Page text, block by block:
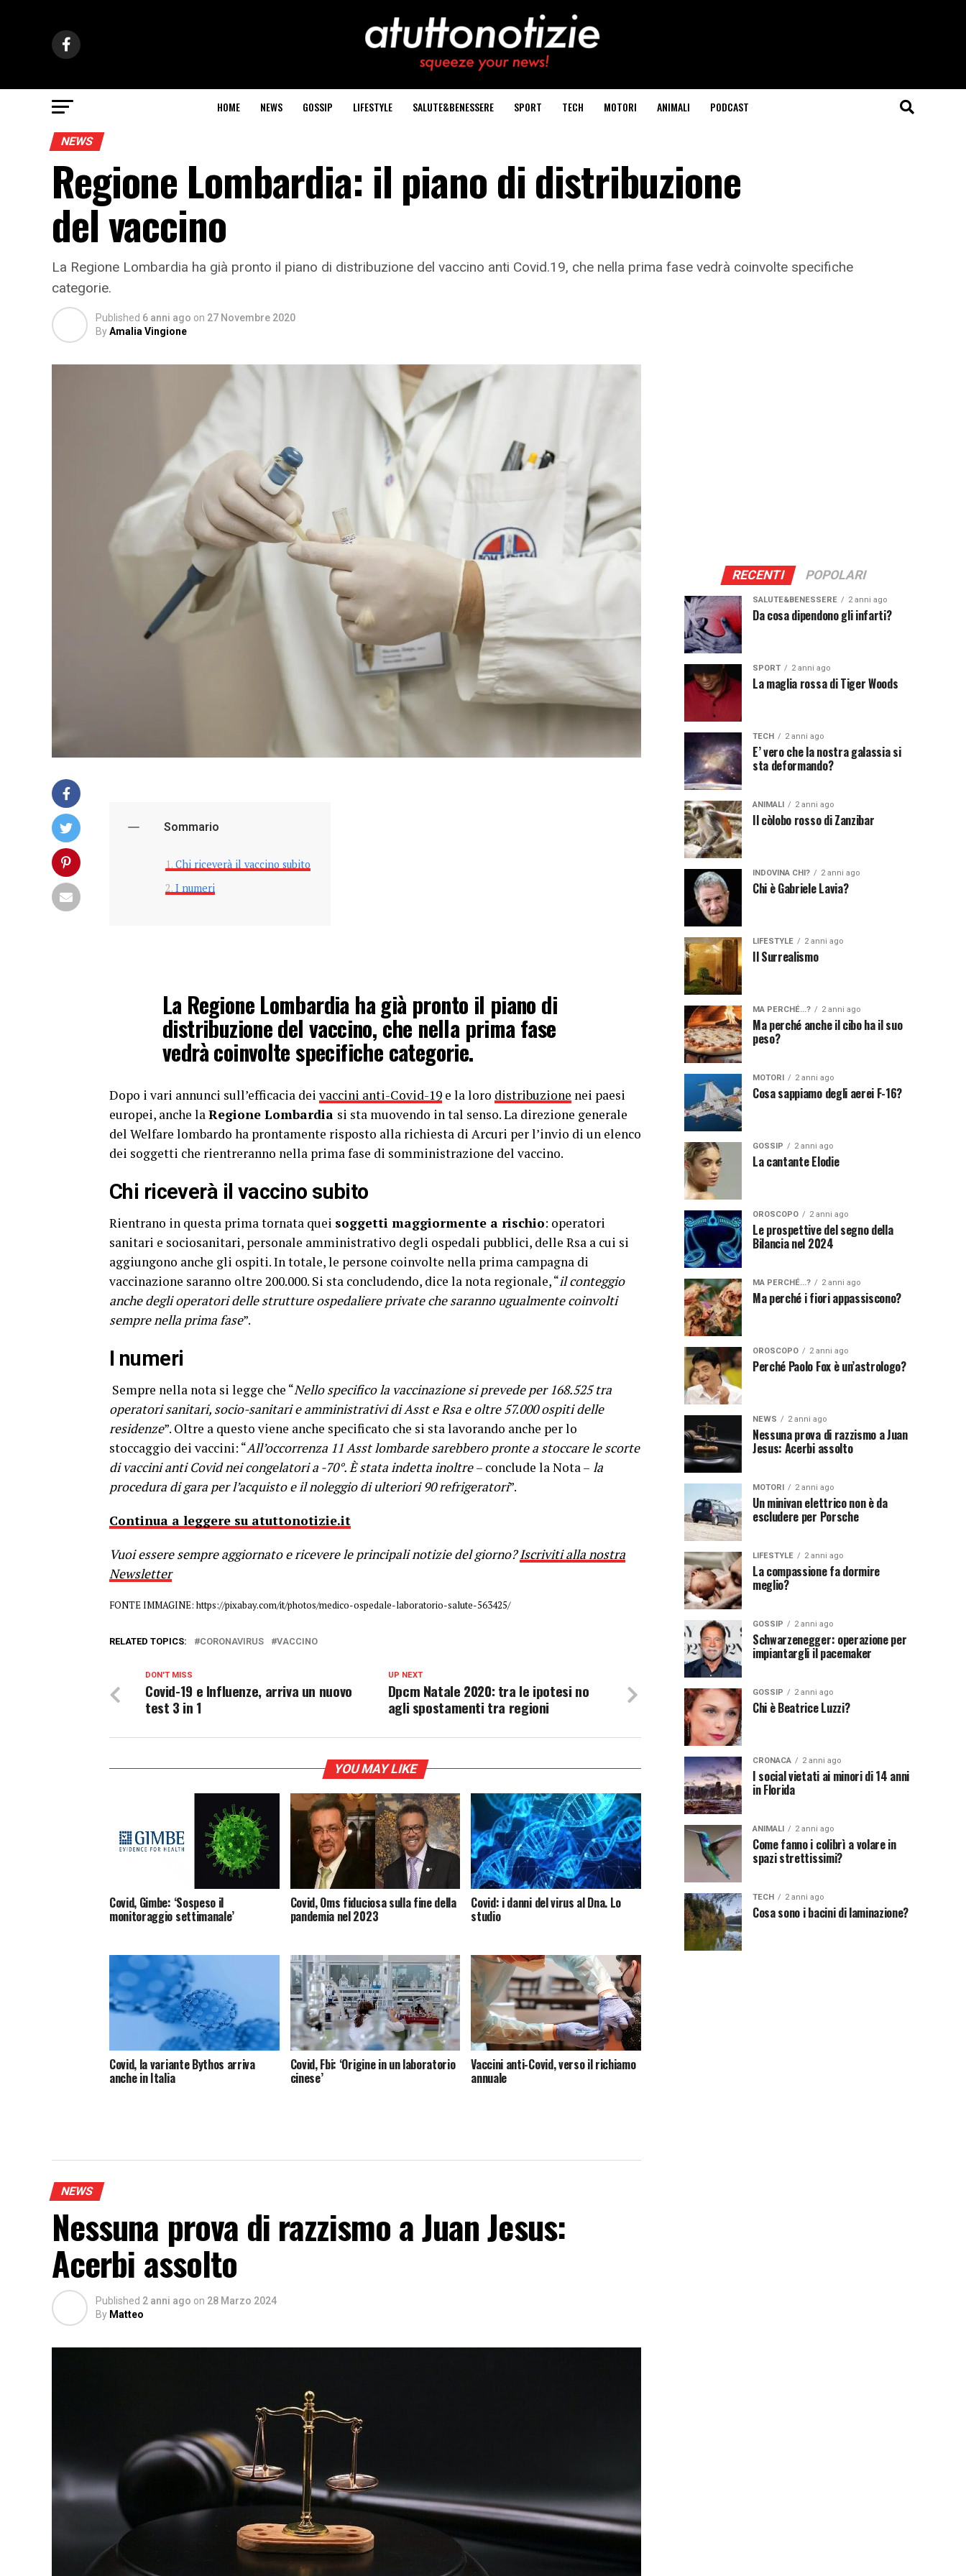
HOME NEWS GOSSIP LIFESTYLE SALUTE&BENESSERE SPORT TECH MOTORI ANIMALI PODCAST
NEWS
Regione Lombardia: il piano di distribuzione
del vaccino
La Regione Lombardia ha già pronto il piano di distribuzione del vaccino anti Covid.19, che nella prima fase vedrà coinvolte specifiche
categorie.
Published 6 anni ago on 27 Novembre 2020
ByAmalia Vingione
Sommario
Chi riceverà il vaccino subito
I numeri
La Regione Lombardia ha già pronto il piano di
distribuzione del vaccino, che nella prima fase
vedrà coinvolte specifiche categorie.
Dopo i vari annunci sull’efficacia dei vaccini anti-Covid-19 e la loro distribuzione nei paesi
europei, anche laRegione Lombardia si sta muovendo in tal senso. La direzione generale
del Welfare lombardo ha prontamente risposto alla richiesta di Arcuri per l’invio di un elenco
dei soggetti che rientreranno nella prima fase di somministrazione del vaccino.
Chi riceverà il vaccino subito
Rientrano in questa prima tornata quei soggetti maggiormente a rischio: operatori
sanitari e sociosanitari, personale amministrativo degli ospedali pubblici, delle Rsa a cui si
aggiungono anche gli ospiti. In totale, le persone coinvolte nella prima campagna di
vaccinazione saranno oltre 200.000. Si sta concludendo, dice la nota regionale, “il conteggio
anche degli operatori delle strutture ospedaliere private che saranno ugualmente coinvolti
sempre nella prima fase”.
I numeri
Sempre nella nota si legge che “Nello specifico la vaccinazione si prevede per 168.525 tra
operatori sanitari, socio-sanitari e amministrativi di Asst e Rsa e oltre 57.000 ospiti delle
residenze”. Oltre a questo viene anche specificato che si sta lavorando anche per lo
stoccaggio dei vaccini: “All’occorrenza 11 Asst lombarde sarebbero pronte a stoccare le scorte
di vaccini anti Covid nei congelatori a -70°. È stata indetta inoltre– conclude la Nota – la
procedura di gara per l’acquisto e il noleggio di ulteriori 90 refrigeratori”.
Continua a leggere su atuttonotizie.it
Vuoi essere sempre aggiornato e ricevere le principali notizie del giorno?Iscriviti alla nostra
Newsletter
FONTE IMMAGINE: https://pixabay.com/it/photos/medico-ospedale-laboratorio-salute-563425/
RELATED TOPICS: CORONAVIRUS VACCINO
UP NEXT
Dpcm Natale 2020: tra le ipotesi no
agli spostamenti tra regioni
DON'T MISS
Covid-19 e Influenze, arriva un nuovo
test 3 in 1
YOU MAY LIKE
Covid, Gimbe: ‘Sospeso il
monitoraggio settimanale’
Covid, Oms fiduciosa sulla fine della
pandemia nel 2023
Covid: i danni del virus al Dna. Lo
studio
Covid, la variante Bythos arriva
anche in Italia
Covid, Fbi: ‘Origine in un laboratorio
cinese’
Vaccini anti-Covid, verso il richiamo
annuale
NEWS
Nessuna prova di razzismo a Juan Jesus:
Acerbi assolto
Published 2 anni ago on 28 Marzo 2024
By Matteo
RECENTI POPOLARI
SALUTE&BENESSERE 2 anni ago
Da cosa dipendono gli infarti?
SPORT 2 anni ago
La maglia rossa di Tiger Woods
TECH 2 anni ago
E’ vero che la nostra galassia si
sta deformando?
ANIMALI 2 anni ago
Il còlobo rosso di Zanzibar
INDOVINA CHI? 2 anni ago
Chi è Gabriele Lavia?
LIFESTYLE 2 anni ago
Il Surrealismo
MA PERCHÉ...? 2 anni ago
Ma perché anche il cibo ha il suo
peso?
MOTORI 2 anni ago
Cosa sappiamo degli aerei F-16?
GOSSIP 2 anni ago
La cantante Elodie
OROSCOPO 2 anni ago
Le prospettive del segno della
Bilancia nel 2024
MA PERCHÉ...? 2 anni ago
Ma perché i fiori appassiscono?
OROSCOPO 2 anni ago
Perché Paolo Fox è un’astrologo?
NEWS 2 anni ago
Nessuna prova di razzismo a Juan
Jesus: Acerbi assolto
MOTORI 2 anni ago
Un minivan elettrico non è da
escludere per Porsche
LIFESTYLE 2 anni ago
La compassione fa dormire
meglio?
GOSSIP 2 anni ago
Schwarzenegger: operazione per
impiantargli il pacemaker
GOSSIP 2 anni ago
Chi è Beatrice Luzzi?
CRONACA 2 anni ago
I social vietati ai minori di 14 anni
in Florida
ANIMALI 2 anni ago
Come fanno i colibrì a volare in
spazi strettissimi?
TECH 2 anni ago
Cosa sono i bacini di laminazione?